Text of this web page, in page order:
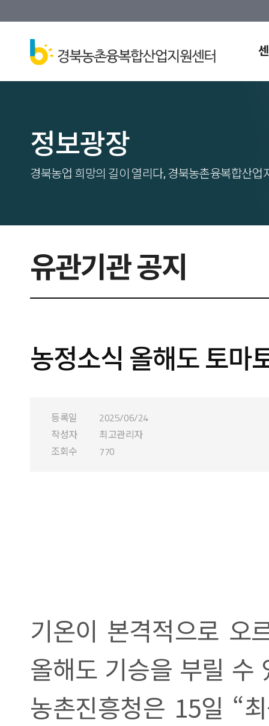
정보광장
경북농업 희망의 길이 열리다, 경북농촌융복합산업
유관기관 공지
농정소식 올해도 토마
등록일
2025/06/24
작성자
최고관리자
조회수
770
기온이 본격적으로 오
올해도 기승을 부릴 수
농촌진흥청은 15일 “